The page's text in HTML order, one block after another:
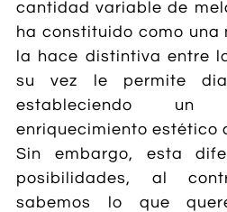
cantidad variable de
ha constituido como una
la hace distintiva entre
su vez le permite
estableciendo un
enriquecimiento estético
Sin embargo, esta
posibilidades, al
sabemos lo que